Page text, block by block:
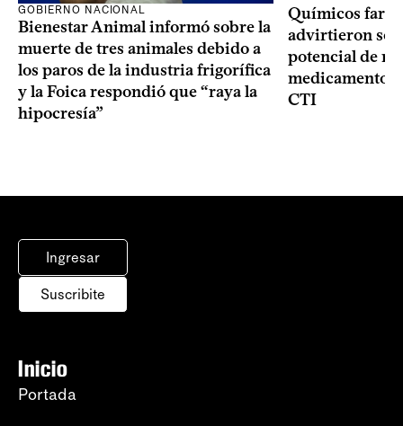
GOBIERNO NACIONAL
Bienestar Animal informó sobre la
muerte de tres animales debido a
los paros de la industria frigorífica
y la Foica respondió que “raya la
hipocresía”
Químicos
advirtieron
potencial de
medicamentos
CTI
Ingresar
Suscribite
Inicio
Portada